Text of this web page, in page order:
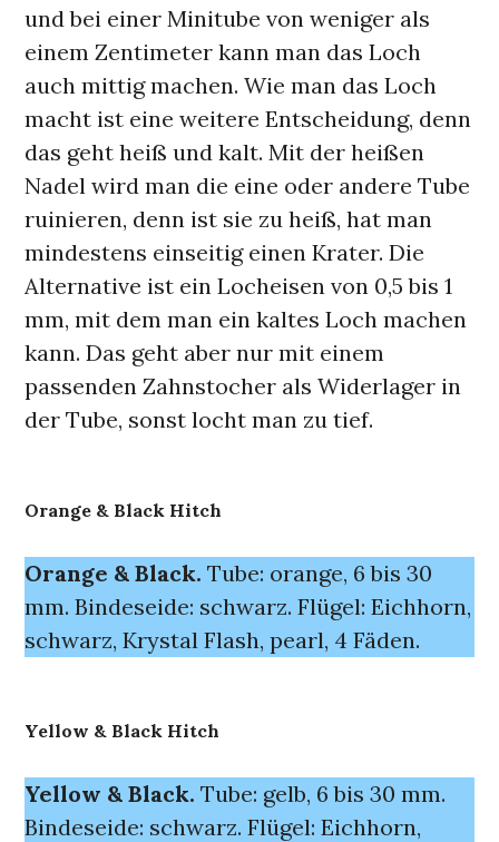
und bei einer Minitube von weniger als
einem Zentimeter kann man das Loch
auch mittig machen. Wie man das Loch
macht ist eine weitere Entscheidung, denn
das geht heiß und kalt. Mit der heißen
Nadel wird man die eine oder andere Tube
ruinieren, denn ist sie zu heiß, hat man
mindestens einseitig einen Krater. Die
Alternative ist ein Locheisen von 0,5 bis 1
mm, mit dem man ein kaltes Loch machen
kann. Das geht aber nur mit einem
passenden Zahnstocher als Widerlager in
der Tube, sonst locht man zu tief.
Orange & Black Hitch
Orange & Black. Tube: orange, 6 bis 30
mm. Bindeseide: schwarz. Flügel: Eichhorn,
schwarz, Krystal Flash, pearl, 4 Fäden.
Yellow & Black Hitch
Yellow & Black. Tube: gelb, 6 bis 30 mm.
Bindeseide: schwarz. Flügel: Eichhorn,